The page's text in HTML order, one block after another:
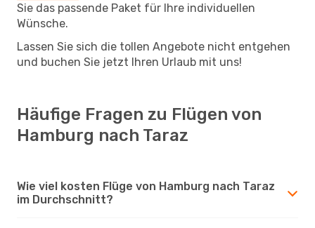
Sie das passende Paket für Ihre individuellen
Wünsche.
Lassen Sie sich die tollen Angebote nicht entgehen
und buchen Sie jetzt Ihren Urlaub mit uns!
Häufige Fragen zu Flügen von
Hamburg nach Taraz
Wie viel kosten Flüge von Hamburg nach Taraz
im Durchschnitt?